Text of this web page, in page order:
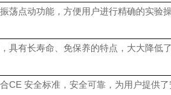
荡点动功能，方便用户进行精确的实验操
具有长寿命、免保养的特点，大大降低
CE 安全标准，安全可靠，为用户提供了